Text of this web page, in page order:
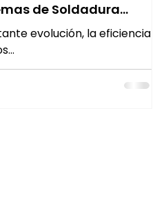
de Soldadura
evolución, la eficiencia